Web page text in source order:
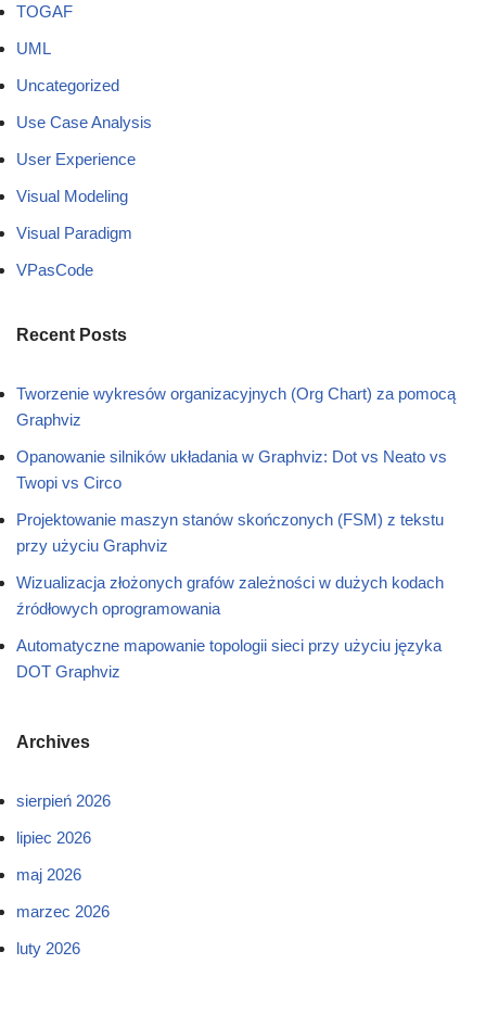
TOGAF
UML
Uncategorized
Use Case Analysis
User Experience
Visual Modeling
Visual Paradigm
VPasCode
Recent Posts
Tworzenie wykresów organizacyjnych (Org Chart) za pomocą
Graphviz
Opanowanie silników układania w Graphviz: Dot vs Neato vs
Twopi vs Circo
Projektowanie maszyn stanów skończonych (FSM) z tekstu
przy użyciu Graphviz
Wizualizacja złożonych grafów zależności w dużych kodach
źródłowych oprogramowania
Automatyczne mapowanie topologii sieci przy użyciu języka
DOT Graphviz
Archives
sierpień 2026
lipiec 2026
maj 2026
marzec 2026
luty 2026